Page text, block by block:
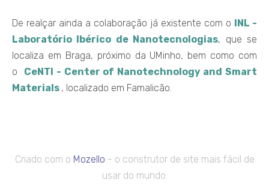
De realçar ainda a colaboração já existente com o INL -
Laboratório Ibérico de Nanotecnologias, que se
localiza em Braga, próximo da UMinho, bem como com
o
CeNTI - Center of Nanotechnology and Smart
Materials , localizado em Famalicão.
Criado com o Mozello - o construtor de site mais fácil de
usar do mundo.